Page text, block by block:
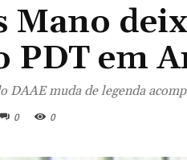
Mano
PDT em
DAAE muda de legenda
0 0